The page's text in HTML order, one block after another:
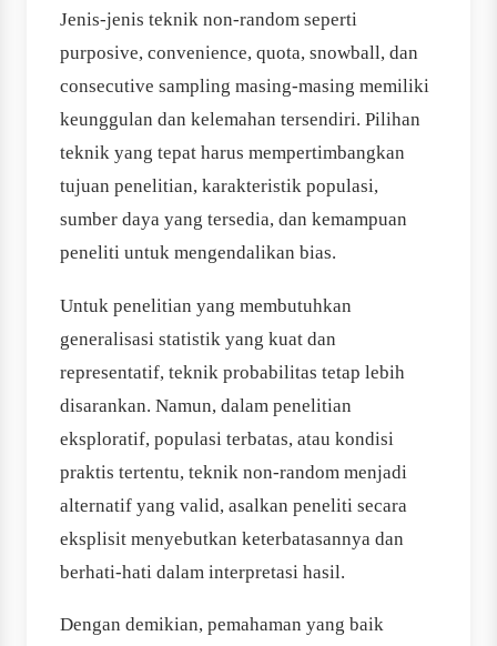
Jenis-jenis teknik non-random seperti
purposive, convenience, quota, snowball, dan
consecutive sampling masing-masing memiliki
keunggulan dan kelemahan tersendiri. Pilihan
teknik yang tepat harus mempertimbangkan
tujuan penelitian, karakteristik populasi,
sumber daya yang tersedia, dan kemampuan
peneliti untuk mengendalikan bias.
Untuk penelitian yang membutuhkan
generalisasi statistik yang kuat dan
representatif, teknik probabilitas tetap lebih
disarankan. Namun, dalam penelitian
eksploratif, populasi terbatas, atau kondisi
praktis tertentu, teknik non-random menjadi
alternatif yang valid, asalkan peneliti secara
eksplisit menyebutkan keterbatasannya dan
berhati-hati dalam interpretasi hasil.
Dengan demikian, pemahaman yang baik